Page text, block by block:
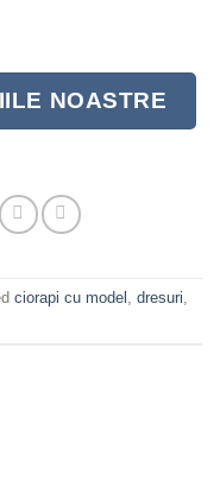
NOASTRE
ciorapi cu model , dresuri,